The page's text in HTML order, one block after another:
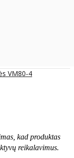
VM80-4
kad produktas
reikalavimus.